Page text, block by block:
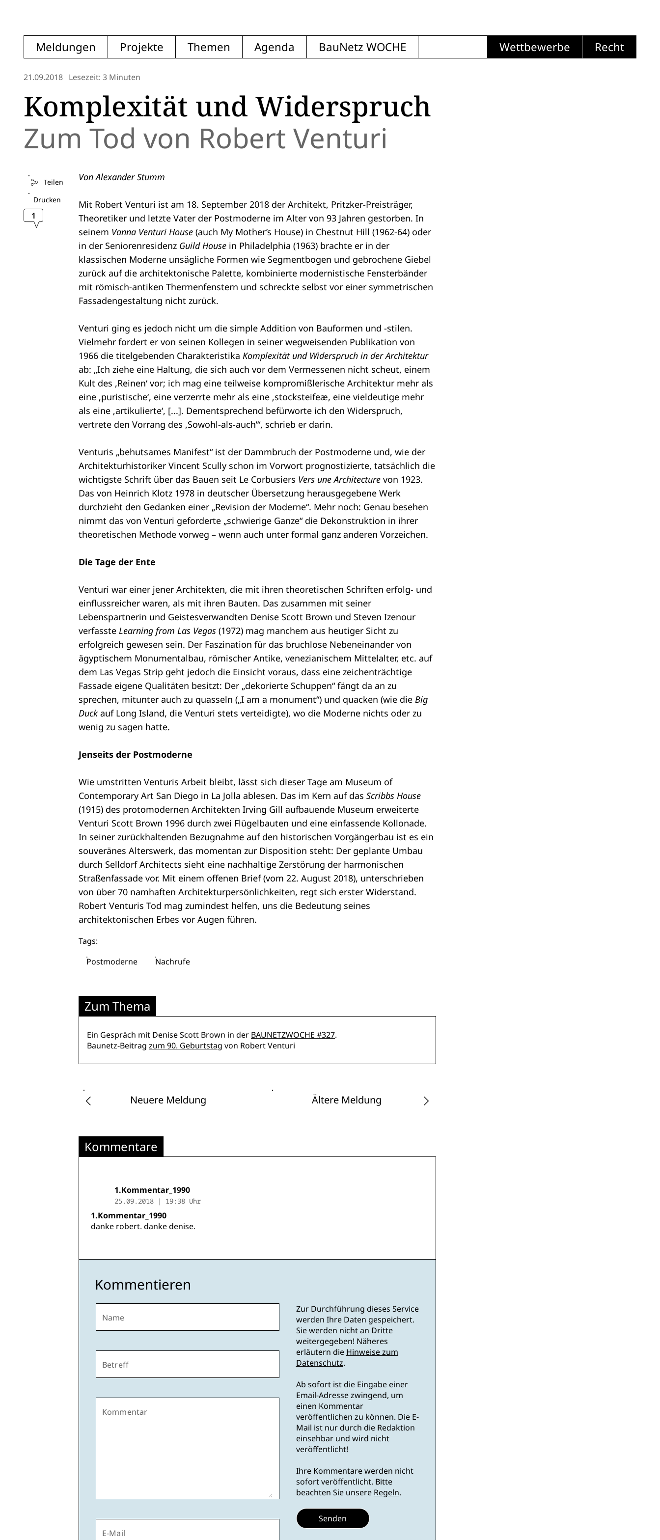
Meldungen Projekte Themen Agenda BauNetz WOCHE Wettbewerbe Recht
21.09.2018 Lesezeit: 3 Minuten
Komplexität und Widerspruch
Zum Tod von Robert Venturi
Teilen
Drucken
1
Von Alexander Stumm
Mit Robert Venturi ist am 18. September 2018 der Architekt, Pritzker-Preisträger,
Theoretiker und letzte Vater der Postmoderne im Alter von 93 Jahren gestorben. In
seinem Vanna Venturi House (auch My Mother’s House) in Chestnut Hill (1962-64) oder
in der Seniorenresidenz Guild House in Philadelphia (1963) brachte er in der
klassischen Moderne unsägliche Formen wie Segmentbogen und gebrochene Giebel
zurück auf die architektonische Palette, kombinierte modernistische Fensterbänder
mit römisch-antiken Thermenfenstern und schreckte selbst vor einer symmetrischen
Fassadengestaltung nicht zurück.
Venturi ging es jedoch nicht um die simple Addition von Bauformen und -stilen.
Vielmehr fordert er von seinen Kollegen in seiner wegweisenden Publikation von
1966 die titelgebenden Charakteristika Komplexität und Widerspruch in der Architektur
ab: „Ich ziehe eine Haltung, die sich auch vor dem Vermessenen nicht scheut, einem
Kult des ,Reinen‘ vor; ich mag eine teilweise kompromißlerische Architektur mehr als
eine ‚puristische‘, eine verzerrte mehr als eine ‚stocksteifeæ, eine vieldeutige mehr
als eine ‚artikulierte‘, [...]. Dementsprechend befürworte ich den Widerspruch,
vertrete den Vorrang des ,Sowohl-als-auch’“, schrieb er darin.
Venturis „behutsames Manifest“ ist der Dammbruch der Postmoderne und, wie der
Architekturhistoriker Vincent Scully schon im Vorwort prognostizierte, tatsächlich die
wichtigste Schrift über das Bauen seit Le Corbusiers Vers une Architecture von 1923.
Das von Heinrich Klotz 1978 in deutscher Übersetzung herausgegebene Werk
durchzieht den Gedanken einer „Revision der Moderne“. Mehr noch: Genau besehen
nimmt das von Venturi geforderte „schwierige Ganze“ die Dekonstruktion in ihrer
theoretischen Methode vorweg – wenn auch unter formal ganz anderen Vorzeichen.
Die Tage der Ente
Venturi war einer jener Architekten, die mit ihren theoretischen Schriften erfolg- und
einflussreicher waren, als mit ihren Bauten. Das zusammen mit seiner
Lebenspartnerin und Geistesverwandten Denise Scott Brown und Steven Izenour
verfasste Learning from Las Vegas (1972) mag manchem aus heutiger Sicht zu
erfolgreich gewesen sein. Der Faszination für das bruchlose Nebeneinander von
ägyptischem Monumentalbau, römischer Antike, venezianischem Mittelalter, etc. auf
dem Las Vegas Strip geht jedoch die Einsicht voraus, dass eine zeichenträchtige
Fassade eigene Qualitäten besitzt: Der „dekorierte Schuppen“ fängt da an zu
sprechen, mitunter auch zu quasseln („I am a monument“) und quacken (wie die Big
Duckauf Long Island, die Venturi stets verteidigte), wo die Moderne nichts oder zu
wenig zu sagen hatte.
Jenseits der Postmoderne
Wie umstritten Venturis Arbeit bleibt, lässt sich dieser Tage am Museum of
Contemporary Art San Diego in La Jolla ablesen. Das im Kern auf das Scribbs House
(1915) des protomodernen Architekten Irving Gill aufbauende Museum erweiterte
Venturi Scott Brown 1996 durch zwei Flügelbauten und eine einfassende Kollonade.
In seiner zurückhaltenden Bezugnahme auf den historischen Vorgängerbau ist es ein
souveränes Alterswerk, das momentan zur Disposition steht: Der geplante Umbau
durch Selldorf Architects sieht eine nachhaltige Zerstörung der harmonischen
Straßenfassade vor. Mit einem offenen Brief (vom 22. August 2018), unterschrieben
von über 70 namhaften Architekturpersönlichkeiten, regt sich erster Widerstand.
Robert Venturis Tod mag zumindest helfen, uns die Bedeutung seines
architektonischen Erbes vor Augen führen.
Tags:
Postmoderne
Nachrufe
Zum Thema
Ein Gespräch mit Denise Scott Brown in der BAUNETZWOCHE #327.
Baunetz-Beitrag zum 90. Geburtstag von Robert Venturi
Neuere Meldung Ältere Meldung
Kommentare
1.Kommentar_1990
25.09.2018 | 19:38 Uhr
1.Kommentar_1990
danke robert. danke denise.
Kommentieren
Name
Betreff
Kommentar
E-Mail
Zur Durchführung dieses Service
werden Ihre Daten gespeichert.
Sie werden nicht an Dritte
weitergegeben! Näheres
erläutern die Hinweise zum
Datenschutz.
Ab sofort ist die Eingabe einer
Email-Adresse zwingend, um
einen Kommentar
veröffentlichen zu können. Die E-
Mail ist nur durch die Redaktion
einsehbar und wird nicht
veröffentlicht!
Ihre Kommentare werden nicht
sofort veröffentlicht. Bitte
beachten Sie unsere Regeln.
Senden